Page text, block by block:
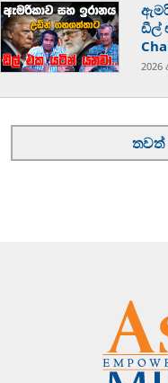
ඩීල්
2026
තවත්